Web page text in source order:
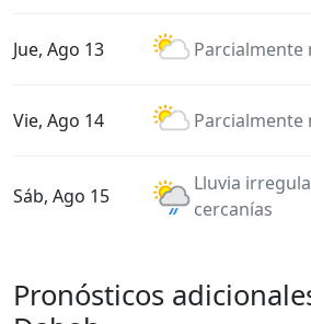
Jue, Ago 13 Parcialmente
Vie, Ago 14 Parcialmente
Sáb, Ago 15
Lluvia
cercanías
Pronósticos